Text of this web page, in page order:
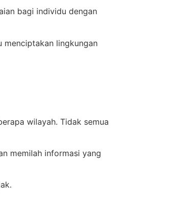
bagi individu dengan
menciptakan lingkungan
wilayah. Tidak semua
memilah informasi yang